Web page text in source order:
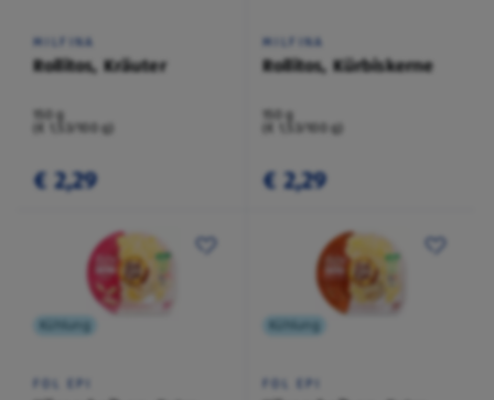
MILFINA
Rollitos, Kräuter
150 g
(€ 1,53/100 g)
€ 2,29
MILFINA
Rollitos, Kürbiskerne
150 g
(€ 1,53/100 g)
€ 2,29
Kühlung
FOL EPI
Kühlung
FOL EPI